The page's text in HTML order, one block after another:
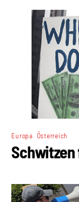
Europa Österreich